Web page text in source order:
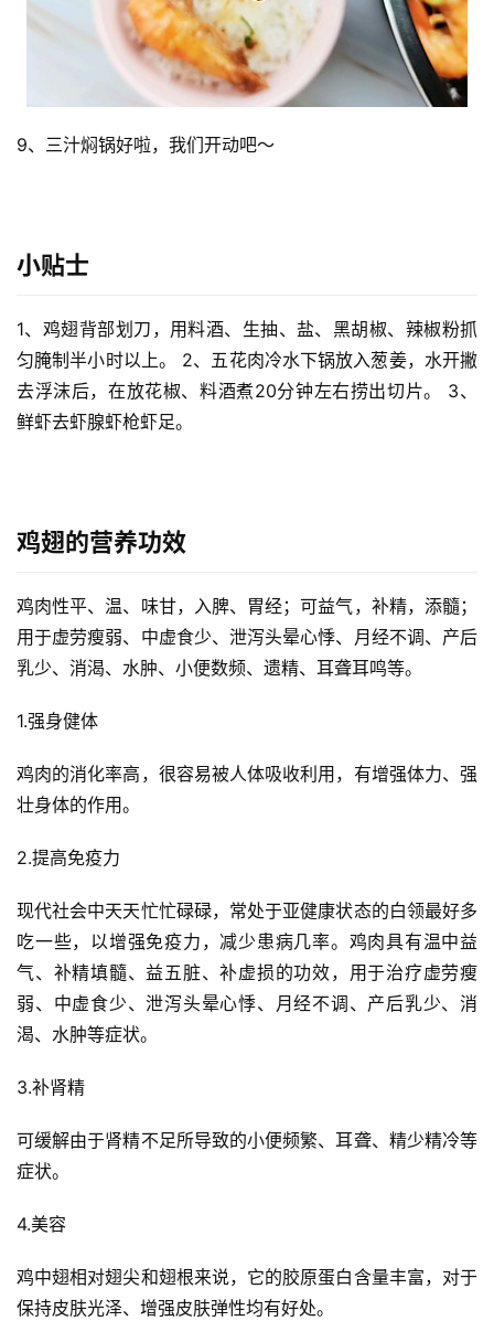
9、三汁焖锅好啦，我们开动吧～
小贴士
1、鸡翅背部划刀，用料酒、生抽、盐、黑胡椒、辣椒粉抓
匀腌制半小时以上。 2、五花肉冷水下锅放入葱姜，水开撇
去浮沫后，在放花椒、料酒煮20分钟左右捞出切片。 3、
鲜虾去虾腺虾枪虾足。
鸡翅的营养功效
鸡肉性平、温、味甘，入脾、胃经；可益气，补精，添髓；
用于虚劳瘦弱、中虚食少、泄泻头晕心悸、月经不调、产后
乳少、消渴、水肿、小便数频、遗精、耳聋耳鸣等。
1.强身健体
鸡肉的消化率高，很容易被人体吸收利用，有增强体力、强
壮身体的作用。
2.提高免疫力
现代社会中天天忙忙碌碌，常处于亚健康状态的白领最好多
吃一些，以增强免疫力，减少患病几率。鸡肉具有温中益
气、补精填髓、益五脏、补虚损的功效，用于治疗虚劳瘦
弱、中虚食少、泄泻头晕心悸、月经不调、产后乳少、消
渴、水肿等症状。
3.补肾精
可缓解由于肾精不足所导致的小便频繁、耳聋、精少精冷等
症状。
4.美容
鸡中翅相对翅尖和翅根来说，它的胶原蛋白含量丰富，对于
保持皮肤光泽、增强皮肤弹性均有好处。